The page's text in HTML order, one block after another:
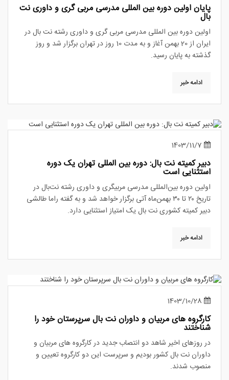
پایان اولین دوره بین المللی مدرسی مربی گری و داوری نت
بال
اولین دوره بین المللی مدرسی مربی گری و داوری رشته نت بال در
ایران از 20 بهمن آغاز و به مدت 10 روز در تهران برگزار شد و روز
گذشته به پایان رسید.
ادامه خبر
دبیر کمیته نت بال: دوره بین المللی تهران یک دوره
استثنایی است
اولین دوره‌ بین‌المللی مدرسی مربیگری و داوری رشته نت‌بال در
تاریخ ۲۰ تا ۳۰ بهمن‌ماه آتی برگزار خواهد شد و به گفته راما طالشی
دبیر کمیته کشوری نت بال یک امتیاز استثنایی دارد.
ادامه خبر
کارگروه های مربیان و داوران نت بال سرپرستان خود را
شناختند
در روزهای اخیر شاهد دو انتصاب جدید در کارگروه های مربیان و
داوران نت بال کشور بودیم و سرپرست این دو کارگروه تعیین و
منصوب شدند.